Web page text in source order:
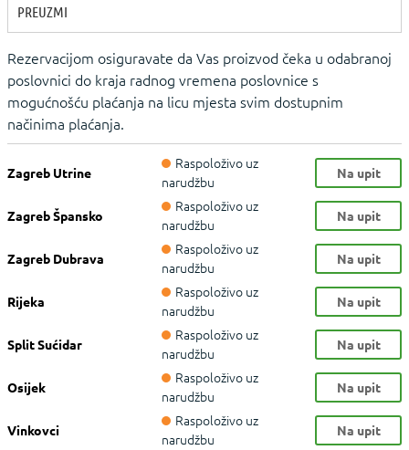
PREUZMI
Rezervacijom osiguravate da Vas proizvod čeka u odabranoj
poslovnici do kraja radnog vremena poslovnice s
mogućnošću plaćanja na licu mjesta svim dostupnim
načinima plaćanja.
Zagreb Utrine
Raspoloživo uz
narudžbu
Na upit
Zagreb Špansko
Raspoloživo uz
narudžbu
Na upit
Zagreb Dubrava
Raspoloživo uz
narudžbu
Na upit
Rijeka
Raspoloživo uz
narudžbu
Na upit
Split Sućidar
Raspoloživo uz
narudžbu
Na upit
Osijek
Raspoloživo uz
narudžbu
Na upit
Vinkovci
Raspoloživo uz
narudžbu
Na upit